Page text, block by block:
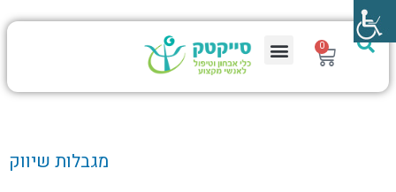
0
מגבלות שיווק